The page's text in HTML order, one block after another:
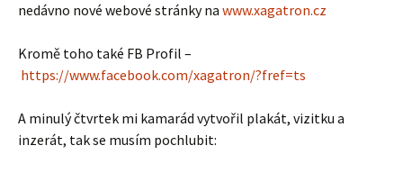
nedávno nové webové stránky na www.xagatron.cz
Kromě toho také FB Profil –
https://www.facebook.com/xagatron/?fref=ts
A minulý čtvrtek mi kamarád vytvořil plakát, vizitku a
inzerát, tak se musím pochlubit: